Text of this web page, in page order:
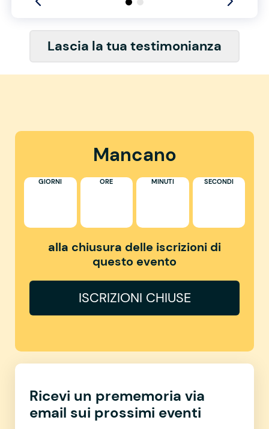
Lascia la tua testimonianza
Mancano
GIORNI ORE MINUTI SECONDI
alla chiusura delle iscrizioni di
questo evento
ISCRIZIONI CHIUSE
Ricevi un prememoria via
email sui prossimi eventi